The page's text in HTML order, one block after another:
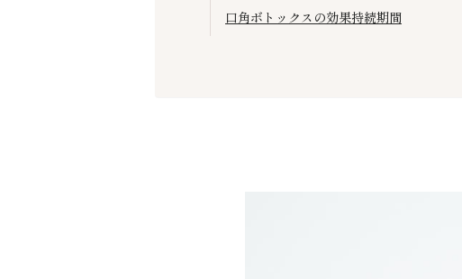
口角ボトックスの効果持続期間